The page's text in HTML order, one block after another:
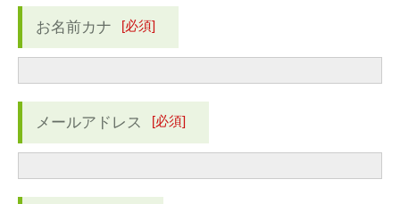
お名前カナ [必須]
メールアドレス [必須]